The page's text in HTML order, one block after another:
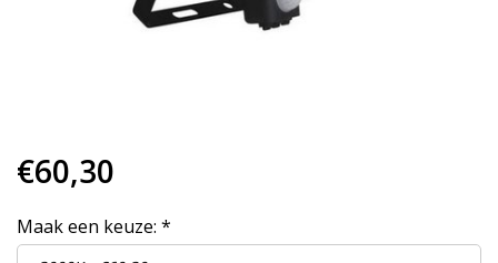
€60,30
Maak een keuze: *